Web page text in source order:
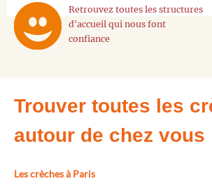
Retrouvez toutes les structures
d'accueil qui nous font
confiance
Trouver toutes les
autour de chez vous
Les crèches à Paris